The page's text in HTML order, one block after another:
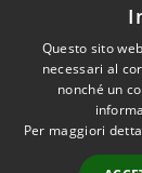
Accessibilità
Questo sito
necessari al
nonché un
Per maggiori